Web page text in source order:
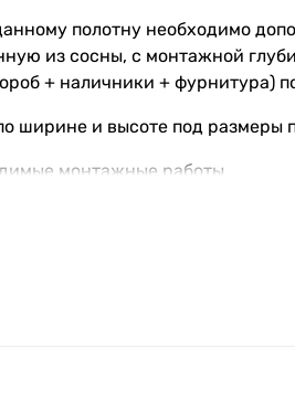
полотну необходимо
из сосны, с монтажной
+ наличники + фурнитура)
ширине и высоте под размеры
монтажные работы.
индивидуально и
с доставкой и установкой.
межкомнатной двери